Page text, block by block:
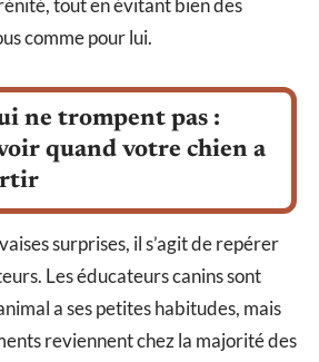
tout en évitant bien des
comme pour lui.
ne trompent pas :
quand votre chien a
surprises, il s’agit de repérer
Les éducateurs canins sont
a ses petites habitudes, mais
reviennent chez la majorité des